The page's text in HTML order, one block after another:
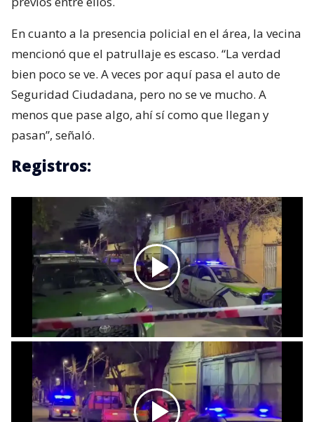
En cuanto a la presencia policial en el área, la vecina
mencionó que el patrullaje es escaso. “La verdad
bien poco se ve. A veces por aquí pasa el auto de
Seguridad Ciudadana, pero no se ve mucho. A
menos que pase algo, ahí sí como que llegan y
pasan”, señaló.
Registros: